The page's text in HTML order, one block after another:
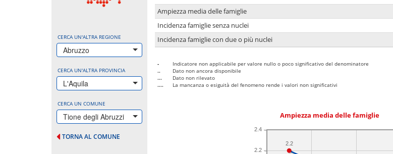
CERCA UN'ALTRA REGIONE
Abruzzo
CERCA UN'ALTRA PROVINCIA
L'Aquila
CERCA UN COMUNE
Tione degli Abruzzi
TORNA AL COMUNE
Ampiezza media delle famiglie
Incidenza famiglie senza nuclei
Incidenza famiglie con due o più nuclei
-
Indicatore non applicabile per valore nullo o poco significativo del denominatore
..
Dato non ancora disponibile
...
Dato non rilevato
....
La mancanza o esiguità del fenomeno rende i valori non significativi
Ampiezza media delle famiglie
2.2
2.4
2.2